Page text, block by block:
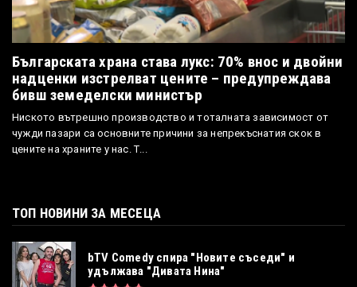
Българската храна става лукс: 70% внос и двойни
надценки изстрелват цените – предупреждава
бивш земеделски министър
Ниското вътрешно производство и тоталната зависимост от
чужди пазари са основните причини за непрекъснатия скок в
цените на храните у нас. Т...
ТОП НОВИНИ ЗА МЕСЕЦА
bTV Comedy спира "Новите съседи" и
удължава "Дивата Нина"